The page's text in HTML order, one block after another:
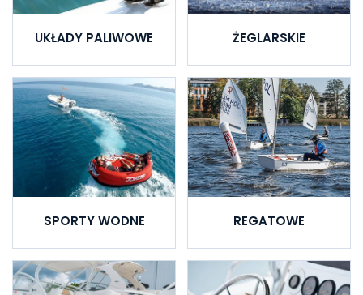
UKŁADY PALIWOWE ŻEGLARSKIE
SPORTY WODNE REGATOWE